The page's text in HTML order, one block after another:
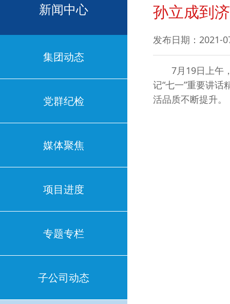
新闻中心
集团动态
党群纪检
媒体聚焦
项目进度
专题专栏
子公司动态
孙立成到
发布日期：2021-
7月19日上午，
记“七一”重要讲
活品质不断提升。